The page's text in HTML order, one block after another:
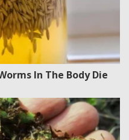
In The Body Die